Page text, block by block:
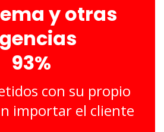
y otras
93%
con su propio
importar el cliente